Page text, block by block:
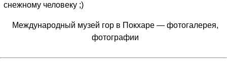
снежному человеку ;)
Международный музей гор в Покхаре — фотогалерея,
фотографии